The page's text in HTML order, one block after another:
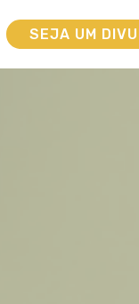
SEJA UM